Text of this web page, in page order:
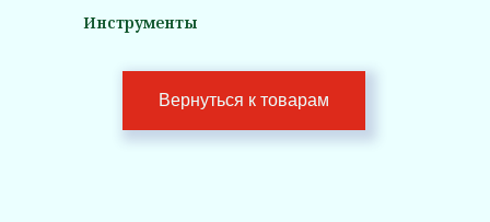
Вернуться к товарам
Инструменты